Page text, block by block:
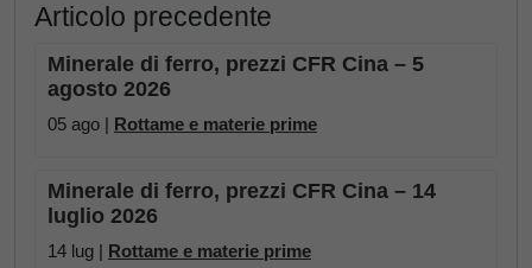
Articolo precedente
Minerale di ferro, prezzi CFR Cina – 5
agosto 2026
05 ago | Rottame e materie prime
Minerale di ferro, prezzi CFR Cina – 14
luglio 2026
14 lug | Rottame e materie prime